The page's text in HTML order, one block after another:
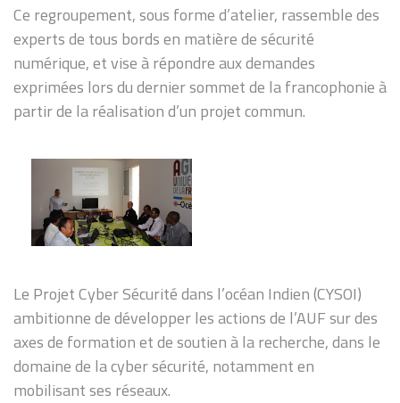
Ce regroupement, sous forme d’atelier, rassemble des
experts de tous bords en matière de sécurité
numérique, et vise à répondre aux demandes
exprimées lors du dernier sommet de la francophonie à
partir de la réalisation d’un projet commun.
Le Projet Cyber Sécurité dans l’océan Indien (CYSOI)
ambitionne de développer les actions de l’AUF sur des
axes de formation et de soutien à la recherche, dans le
domaine de la cyber sécurité, notamment en
mobilisant ses réseaux.